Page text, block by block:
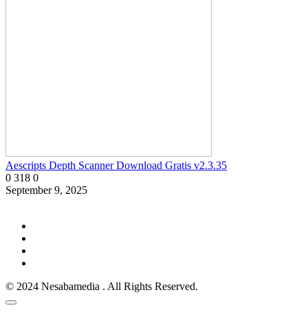
Aescripts Depth Scanner Download Gratis v2.3.35
0 318 0
September 9, 2025
© 2024 Nesabamedia . All Rights Reserved.